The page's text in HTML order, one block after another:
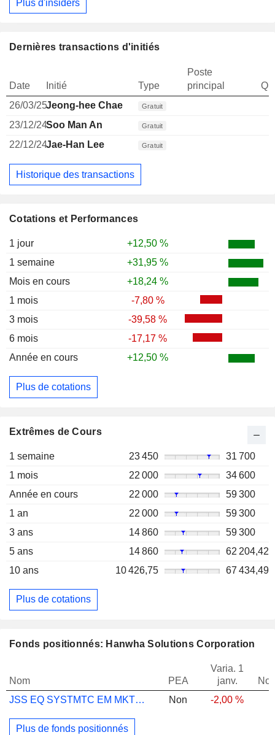
Cotations et Performances
1 jour
+12,50 %
1 semaine
+31,95 %
Mois en cours
+18,24 %
1 mois
-7,80 %
3 mois
-39,58 %
6 mois
-17,17 %
Année en cours
+12,50 %
Plus de cotations
Extrêmes de Cours
1 semaine 23 450
31 700
1 mois
22 000
34 600
Année en cours
22 000
59 300
1 an
22 000
59 300
3 ans
14 860
59 300
5 ans
14 860
62 204,42
10 ans
10 426,75 67 434,49
Plus de cotations
Plus d'insiders
Dernières transactions d'initiés
Date Initié Type
Poste
principal
26/03/25Jeong-hee Chae Gratuit
23/12/24Soo Man An Gratuit
22/12/24Jae-Han Lee Gratuit
Historique des transactions
Fonds positionnés: Hanwha Solutions Corporation
Nom PEA
Varia. 1
janv.
JSS EQ SYSTMTC EM MKTS P USD DIST
Non -2,00 %
Plus de fonds positionnés